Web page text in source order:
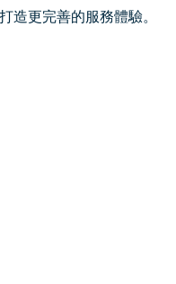
造更完善的服務體驗。